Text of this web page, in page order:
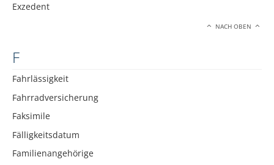
Exzedent
NACH OBEN
F
Fahrlässigkeit
Fahrradversicherung
Faksimile
Fälligkeitsdatum
Familienangehörige